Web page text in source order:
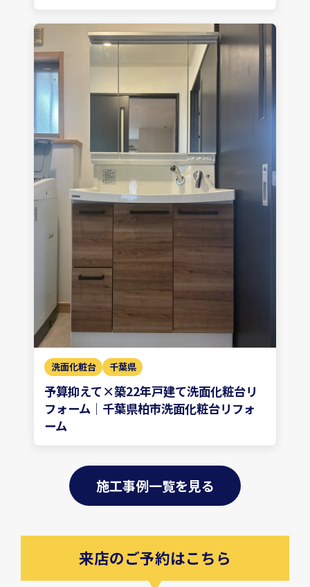
洗面化粧台 千葉県
予算抑えて×築22年戸建て洗面化粧台リ
フォーム｜千葉県柏市洗面化粧台リフォ
ーム
施工事例一覧を見る
来店のご予約はこちら